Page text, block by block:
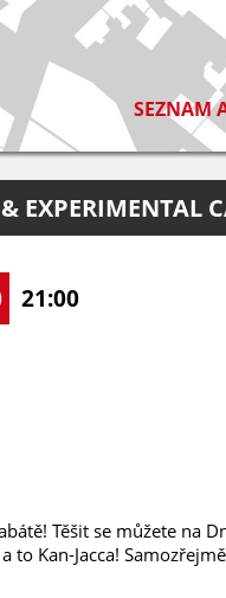
SEZNAM
EXPERIMENTAL
21:00
Těšit se můžete na
to Kan-Jacca!